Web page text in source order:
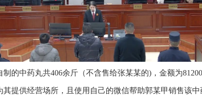
中药丸共406余斤（不含售给张某某的)，金额为
提供经营场所，且使用自己的微信帮助郭某甲销售该中